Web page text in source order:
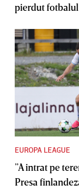
pierdut fotbalul
EUROPA LEAGUE
”A intrat pe
Presa